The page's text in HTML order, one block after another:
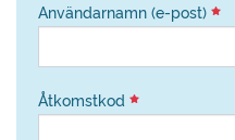
Användarnamn (e-post)
Åtkomstkod